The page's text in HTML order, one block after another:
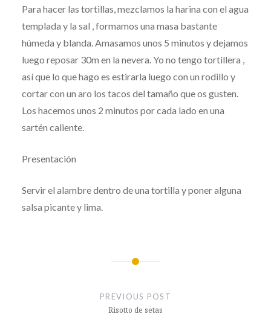
Para hacer las tortillas, mezclamos la harina con el agua
templada y la sal , formamos una masa bastante
húmeda y blanda. Amasamos unos 5 minutos y dejamos
luego reposar 30m en la nevera. Yo no tengo tortillera ,
así que lo que hago es estirarla luego con un rodillo y
cortar con un aro los tacos del tamaño que os gusten.
Los hacemos unos 2 minutos por cada lado en una
sartén caliente.
Presentación
Servir el alambre dentro de una tortilla y poner alguna
salsa picante y lima.
PREVIOUS POST
Risotto de setas